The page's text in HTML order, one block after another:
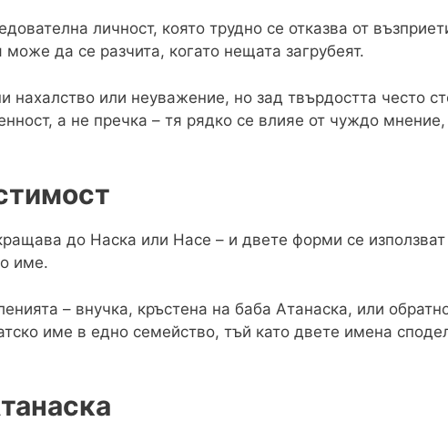
личност, която трудно се отказва от
да се разчита, когато нещата загрубеят.
нахалство или неуважение, но зад твърдостта често
а не пречка – тя рядко се влияе от чуждо мнение,
до Наска или Насе – и двете форми се
име.
– внучка, кръстена на баба Атанаска, или
име в едно семейство, тъй като двете имена